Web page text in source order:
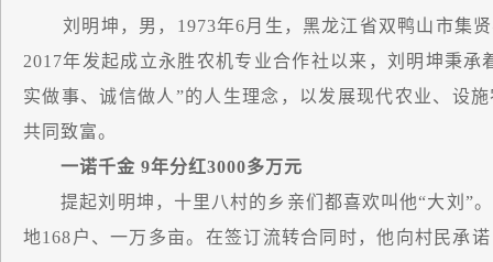
刘明坤，男，1973年6月生，黑龙江省双鸭山市集
2017年发起成立永胜农机专业合作社以来，刘明坤秉
实做事、诚信做人”的人生理念，以发展现代农业、设
共同致富。
一诺千金 9年分红3000多万元
提起刘明坤，十里八村的乡亲们都喜欢叫他“大刘”。
地168户、一万多亩。在签订流转合同时，他向村民承